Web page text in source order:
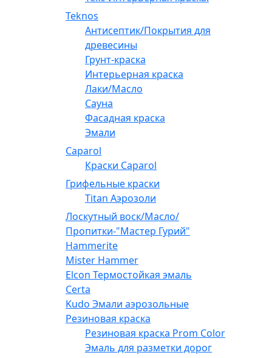
Teknos
Антисептик/Покрытия для
древесины
Грунт-краска
Интерьерная краска
Лаки/Масло
Сауна
Фасадная краска
Эмали
Caparol
Краски Caparol
Грифельные краски
Titan Аэрозоли
Лоскутный воск/Масло/
Пропитки-"Мастер Гурий"
Hammerite
Mister Hammer
Elcon Термостойкая эмаль
Certa
Kudo Эмали аэрозольные
Резиновая краска
Резиновая краска Prom Color
Эмаль для разметки дорог